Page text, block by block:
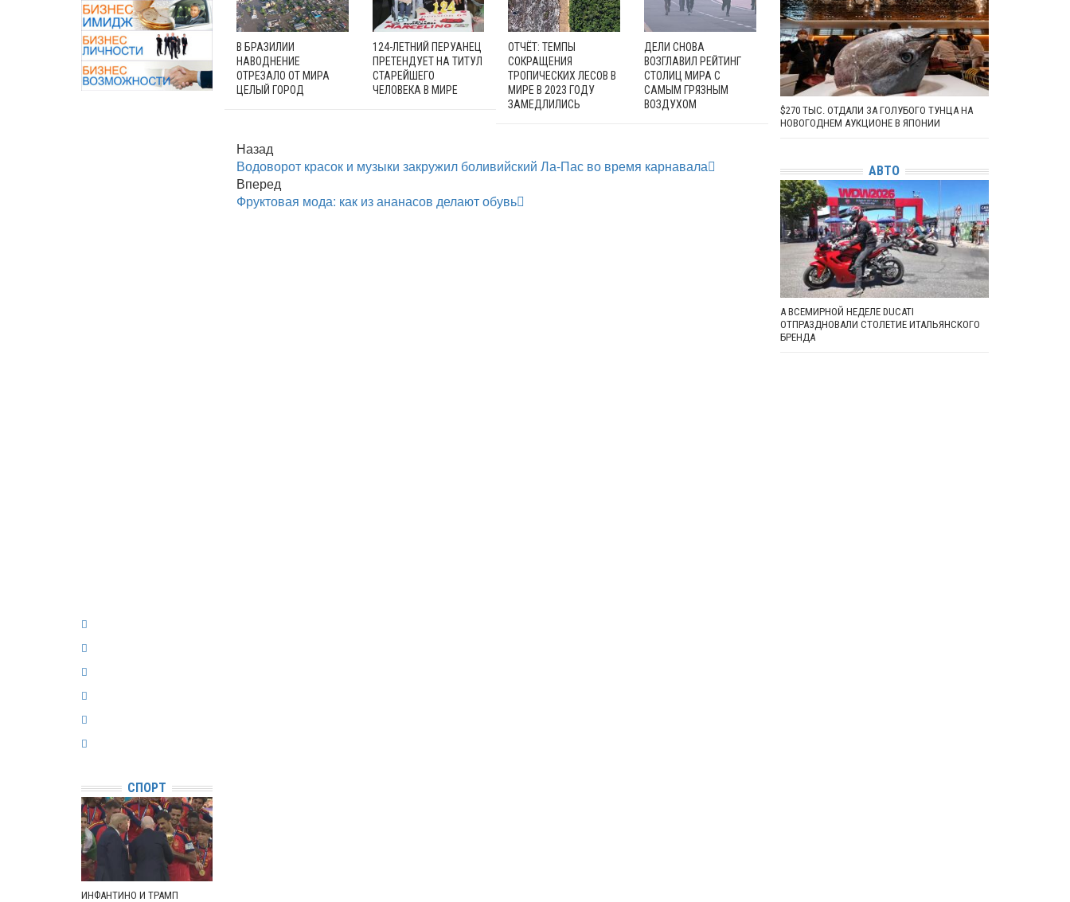
В БРАЗИЛИИ
НАВОДНЕНИЕ
ОТРЕЗАЛО ОТ МИРА
ЦЕЛЫЙ ГОРОД
124-ЛЕТНИЙ ПЕРУАНЕЦ
ПРЕТЕНДУЕТ НА ТИТУЛ
СТАРЕЙШЕГО
ЧЕЛОВЕКА В МИРЕ
ОТЧЁТ: ТЕМПЫ
СОКРАЩЕНИЯ
ТРОПИЧЕСКИХ ЛЕСОВ В
МИРЕ В 2023 ГОДУ
ЗАМЕДЛИЛИСЬ
ДЕЛИ СНОВА
ВОЗГЛАВИЛ РЕЙТИНГ
СТОЛИЦ МИРА С
САМЫМ ГРЯЗНЫМ
ВОЗДУХОМ
Назад
Водоворот красок и музыки закружил боливийский Ла-Пас во время карнавала
Вперед
Фруктовая мода: как из ананасов делают обувь
СПОРТ
ИНФАНТИНО И ТРАМП
$270 ТЫС. ОТДАЛИ ЗА ГОЛУБОГО ТУНЦА НА
НОВОГОДНЕМ АУКЦИОНЕ В ЯПОНИИ
АВТО
А ВСЕМИРНОЙ НЕДЕЛЕ DUCATI
ОТПРАЗДНОВАЛИ СТОЛЕТИЕ ИТАЛЬЯНСКОГО
БРЕНДА